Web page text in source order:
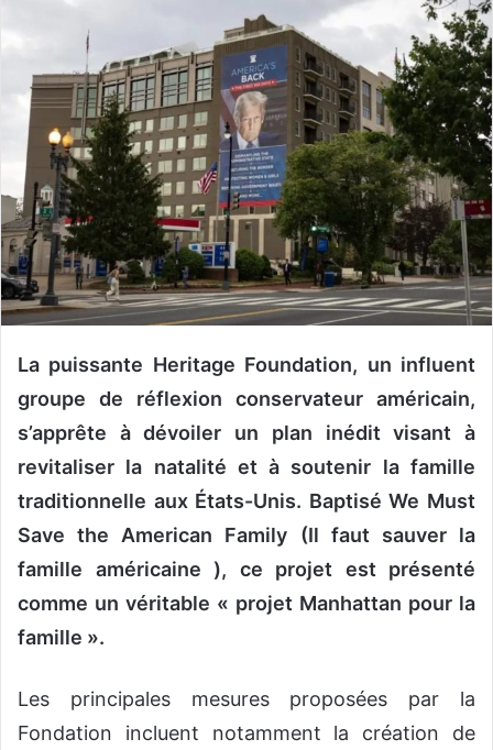
e
r
u
n
c
o
u
r
r
i
e
La puissante Heritage Foundation, un influent
groupe de réflexion conservateur américain,
s’apprête à dévoiler un plan inédit visant à
revitaliser la natalité et à soutenir la famille
traditionnelle aux États-Unis. Baptisé We Must
Save the American Family (Il faut sauver la
famille américaine ), ce projet est présenté
comme un véritable « projet Manhattan pour la
famille ».
Les principales mesures proposées par la
Fondation incluent notamment la création de